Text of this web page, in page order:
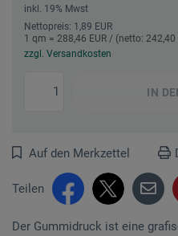
inkl. 19% Mwst
Nettopreis: 1,89 EUR
1 qm = 288,46 EUR / (netto: 242,40
zzgl. Versandkosten
IN
Auf den Merkzettel
Teilen
Der Gummidruck ist eine